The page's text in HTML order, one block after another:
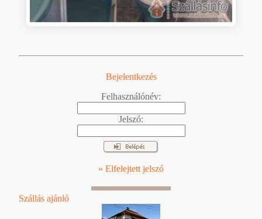
Bejelentkezés
Felhasználónév:
Jelszó:
» Elfelejtett jelszó
Szállás ajánló